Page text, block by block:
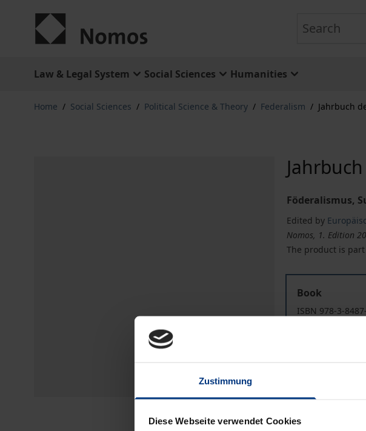
Zustimmung
Diese Webseite verwendet Cookies
Law & Legal System Social Sciences Humanities
Home / Social Sciences / Political Science & Theory / Federalism / Jahrbuch
Föderalismus,
Edited by
Nomos, 1. Edition
The product is
Book
ISBN 978-3-
Add to Cart
Delivery cost notice